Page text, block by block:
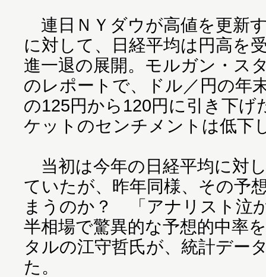
連日ＮＹダウが高値を更新
に対して、日経平均は円高を
進一退の展開。モルガン・ス
のレポートで、ドル／円の年
の125円から120円に引き下げ
ケットのセンチメントは低下
当初は今年の日経平均に対
ていたが、昨年同様、その予
まうのか？ 「アナリスト泣
半相場で驚異的な予想的中率
タルの江守哲氏が、統計デー
た。